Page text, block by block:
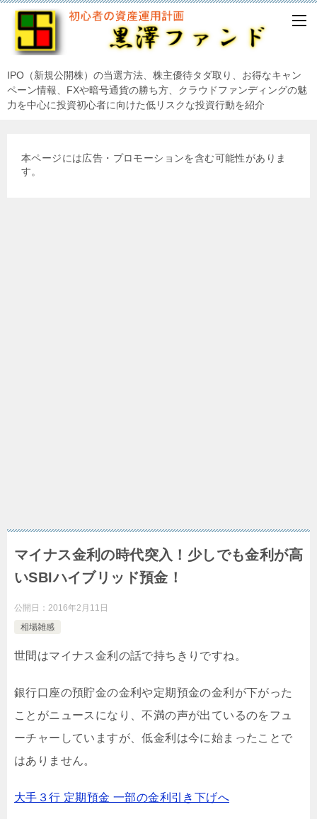
IPO（新規公開株）の当選方法、株主優待タダ取り、お得なキャン
ペーン情報、FXや暗号通貨の勝ち方、クラウドファンディングの魅
力を中心に投資初心者に向けた低リスクな投資行動を紹介
本ページには広告・プロモーションを含む可能性がありま
す。
マイナス金利の時代突入！少しでも金利が高
いSBIハイブリッド預金！
公開日： 2016年2月11日
相場雑感
世間はマイナス金利の話で持ちきりですね。
銀行口座の預貯金の金利や定期預金の金利が下がった
ことがニュースになり、不満の声が出ているのをフュ
ーチャーしていますが、低金利は今に始まったことで
はありません。
大手３行 定期預金 一部の金利引き下げへ